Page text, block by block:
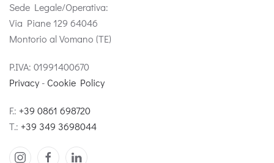
Sede Legale/Operativa:
Via Piane 129 64046
Montorio al Vomano (TE)
P.IVA: 01991400670
Privacy - Cookie Policy
F.: +39 0861 698720
T.: +39 349 3698044